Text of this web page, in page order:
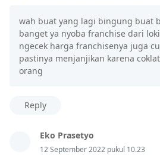
wah buat yang lagi bingung buat
banget ya nyoba franchise dari
ngecek harga franchisenya juga
pastinya menjanjikan karena
orang
Reply
Eko Prasetyo
12 September 2022 pukul 10.23